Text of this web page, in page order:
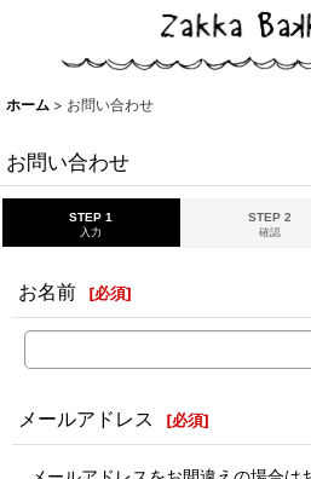
ホーム > お問い合わせ
お問い合わせ
STEP 1
入力
STEP 2
確認
お名前 [必須]
メールアドレス [必須]